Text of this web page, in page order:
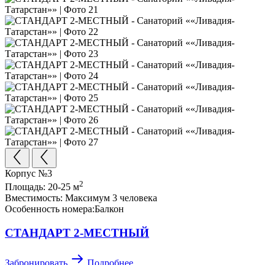
Корпус №3
Площадь: 20-25 м2
Вместимость: Максимум 3 человека
Особенность номера:Балкон
СТАНДАРТ 2-МЕСТНЫЙ
Забронировать Подробнее